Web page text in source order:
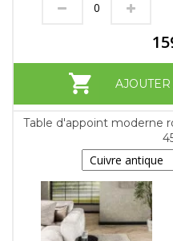
Table d'appoint moderne